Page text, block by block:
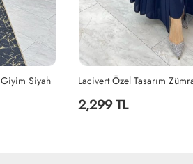
Lacivert Özel Tasarım Zümra Baya Takım Tesettür Giyim Lacivert
2,199 TL